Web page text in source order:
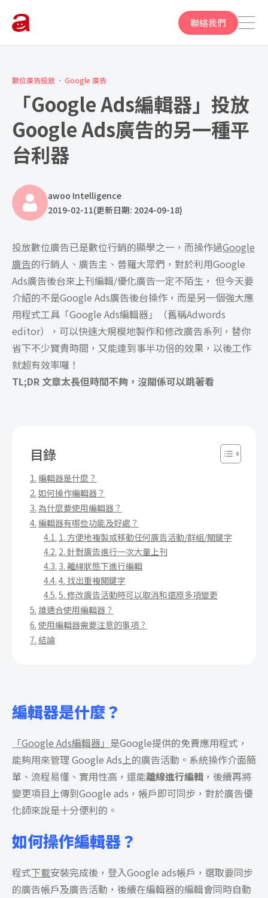
聯絡我們
數位廣告投放 Google 廣告
「Google Ads編輯器」投放
Google Ads廣告的另一種平
台利器
awoo Intelligence
2019-02-11(更新日期: 2024-09-18)
投放數位廣告已是數位行銷的顯學之一，而操作過Google
廣告的行銷人、廣告主、普羅大眾們，對於利用Google
Ads廣告後台來上刊編輯/優化廣告一定不陌生， 但今天要
介紹的不是Google Ads廣告後台操作，而是另一個強大應
用程式工具「Google Ads編輯器」（舊稱Adwords
editor），可以快速大規模地製作和修改廣告系列 ，替你
省下不少寶貴時間，又能達到事半功倍的效果，以後工作
就超有效率囉！
TL;DR 文章太長但時間不夠，沒關係可以跳著看
目錄
編輯器是什麼？
如何操作編輯器？
為什麼要使用編輯器？
編輯器有哪些功能及好處？
1. 方便地複製或移動任何廣告活動/群組/關鍵字
2. 針對廣告進行一次大量上刊
3. 離線狀態下進行編輯
4. 找出重複關鍵字
5. 修改廣告活動時可以取消和還原多項變更
誰適合使用編輯器？
使用編輯器需要注意的事項？
結論
編輯器是什麼？
「Google Ads編輯器」 是Google提供的免費應用程式，
能夠用來管理 Google Ads上的廣告活動。系統操作介面簡
單、流程易懂、實用性高，還能離線進行編輯 ，後續再將
變更項目上傳到Google ads，帳戶即可同步，對於廣告優
化師來說是十分便利的。
如何操作編輯器？
程式下載安裝完成後，登入Google ads帳戶，選取要同步
的廣告帳戶及廣告活動，後續在編輯器的編輯會同時自動